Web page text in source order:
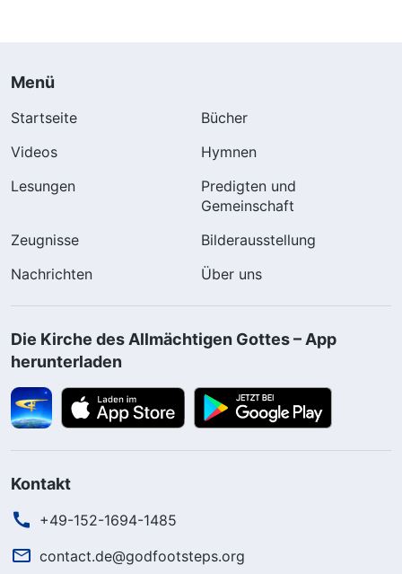
Menü
Startseite
Bücher
Videos
Hymnen
Lesungen
Predigten und
Gemeinschaft
Zeugnisse
Bilderausstellung
Nachrichten
Über uns
Die Kirche des Allmächtigen Gottes – App
herunterladen
Kontakt
+49-152-1694-1485
contact.de@godfootsteps.org